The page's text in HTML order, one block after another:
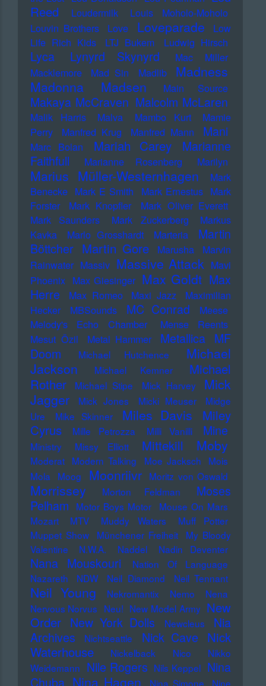
Reed
Loudermilk
Louis Moholo-Moholo
Louvin Brothers
Love Loveparade
Low
Life Rich Kids
LTJ Bukem Ludwig Hirsch
Lyca Lynyrd Skynyrd
Mac Miller
Macklemore
Mad Sin Madlib
Madness
Madonna
Madsen Main Source
Makaya McCraven Malcolm McLaren
Malik Harris Malva Mambo Kurt
Mamie
Perry
Manfred Krug Manfred Mann Mani
Marc Bolan Mariah Carey
Marianne
Faithfull
Marianne Rosenberg Marilyn
Marius Müller-Westernhagen
Mark
Benecke Mark E Smith Mark Ernestus Mark
Forster
Mark Knopfler
Mark Oliver Everett
Mark Saunders
Mark Zuckerberg
Markus
Kavka
Marlo Grosshardt Marteria
Martin
Böttcher Martin Gore Marusha
Marvin
Rainwater Massiv Massive Attack Mavi
Phoenix Max Giesinger Max Goldt Max
Herre
Max Romeo Maxi Jazz
Maximilian
Hecker
MBSounds MC Conrad
Meese
Melody's Echo Chamber
Mense Reents
Mesut Özil
Metal Hammer Metallica MF
Doom
Michael Hutchence
Michael
Jackson
Michael Kemner
Michael
Rother
Michael Stipe Mick Harvey
Mick
Jagger
Mick Jones Micki Meuser
Midge
Ure
Mike Skinner Miles Davis
Miley
Cyrus
Mille Petrozza Milli Vanilli Mine
Ministry Missy Elliott Mittekill Moby
Moderat Modern Talking Moe Jacksch
Mois
Mola
Moog Moonriivr Moritz von Oswald
Morrissey Morton Feldman
Moses
Pelham
Motor Boys Motor
Mouse On Mars
Mozart
MTV Muddy Waters
Muff Potter
Muppet Show
Münchener Freiheit
My Bloody
Valentine
N.W.A. Naddel Nadin Deventer
Nana Mouskouri
Nation Of Language
Nazareth
NDW Neil Diamond Neil Tennant
Neil Young Nekromantix Nemo
Nena
Nervous Norvus Neu! New Model Army New
Order New York Dolls Newcleus
Nia
Archives
Nichtseattle Nick Cave
Nick
Waterhouse
Nickelback Nico
Nikko
Weidemann Nile Rogers Nils Keppel Nina
Nina Hagen Nina Simone Nine